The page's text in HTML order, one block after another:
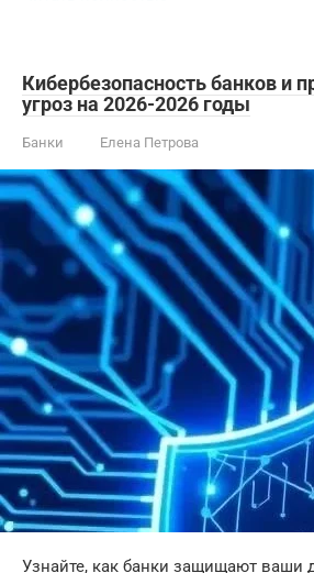
Кибербезопасность банков и
угроз на 2026-2026 годы
Банки Елена Петрова
Узнайте, как банки защищают ваши